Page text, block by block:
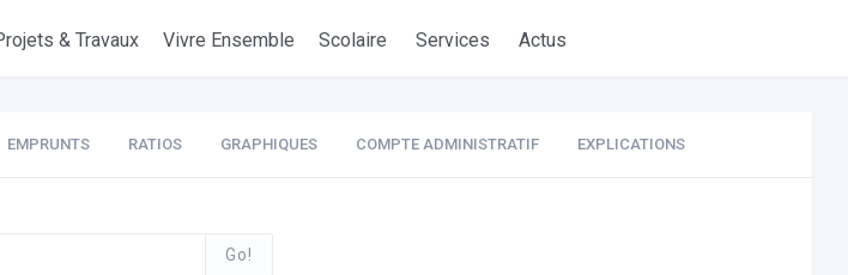
& Travaux Vivre Ensemble Scolaire Services Actus
EMPRUNTS RATIOS GRAPHIQUES COMPTE ADMINISTRATIF EXPLICATIONS
Go!